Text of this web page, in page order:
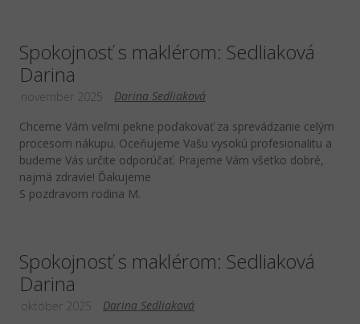
Spokojnosť s maklérom: Sedliaková
Darina
Darina Sedliaková
november 2025
Chceme Vám veľmi pekne poďakovať za sprevádzanie celým
procesom nákupu. Oceňujeme Vašu vysokú profesionalitu a
budeme Vás určite odporúčať. Prajeme Vám všetko dobré,
najmä zdravie! Ďakujeme
S pozdravom rodina M.
Spokojnosť s maklérom: Sedliaková
Darina
Darina Sedliaková
október 2025